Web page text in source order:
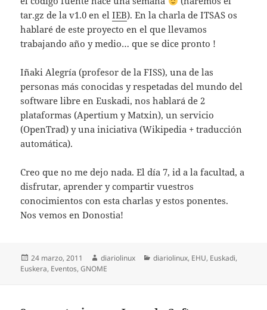
tar.gz de la v1.0 en elIEB). En la charla de ITSAS os
hablaré de este proyecto en el que llevamos
trabajando año y medio… que se dice pronto !
Iñaki Alegría (profesor de la FISS), una de las
personas más conocidas y respetadas del mundo del
software libre en Euskadi, nos hablará de 2
plataformas (Apertium y Matxin), un servicio
(OpenTrad) y una iniciativa (Wikipedia + traducción
automática).
Creo que no me dejo nada. El día 7, id a la facultad, a
disfrutar, aprender y compartir vuestros
conocimientos con esta charlas y estos ponentes.
Nos vemos en Donostia!
Publicado
el
24 marzo, 2011 Autor
diariolinux Categorías
diariolinux, EHU, Euskadi,
Euskera, Eventos,GNOME